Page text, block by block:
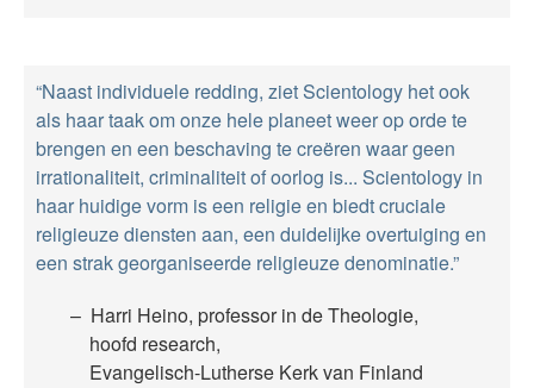
“Naast individuele redding, ziet Scientology het ook
als haar taak om onze hele planeet weer op orde te
brengen en een beschaving te creëren waar geen
irrationaliteit, criminaliteit of oorlog is... Scientology in
haar huidige vorm is een religie en biedt cruciale
religieuze diensten aan, een duidelijke overtuiging en
een strak georganiseerde religieuze denominatie.”
Harri Heino, professor in de Theologie,
hoofd research,
Evangelisch-Lutherse Kerk van Finland